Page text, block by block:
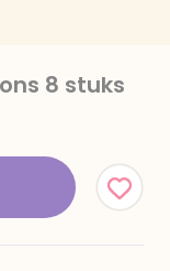
8 stuks